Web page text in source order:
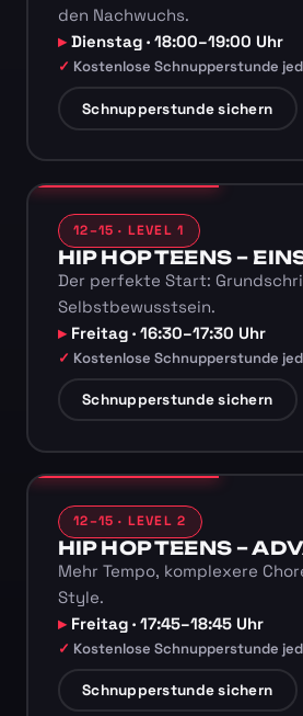
den Nachwuchs.
Dienstag · 18:00–19:00 Uhr
Kostenlose Schnupperstunde
Schnupperstunde sichern
12–15 · LEVEL 1
HIP HOP TEENS –
Der perfekte Start:
Selbstbewusstsein.
Freitag · 16:30–17:30 Uhr
Kostenlose Schnupperstunde
Schnupperstunde sichern
12–15 · LEVEL 2
HIP HOP TEENS –
Mehr Tempo, komplexere
Style.
Freitag · 17:45–18:45 Uhr
Kostenlose Schnupperstunde
Schnupperstunde sichern